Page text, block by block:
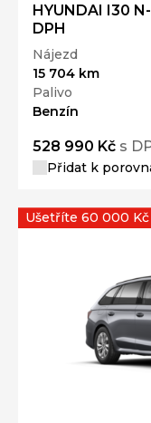
HYUNDAI I30
DPH
Nájezd
15 704 km
Palivo
Benzín
528 990 Kč s
Přidat k
Ušetříte 60 000 Kč